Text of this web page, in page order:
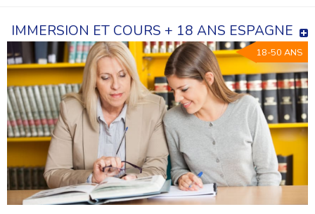
IMMERSION ET COURS + 18 ANS ESPAGNE
18-50 ANS